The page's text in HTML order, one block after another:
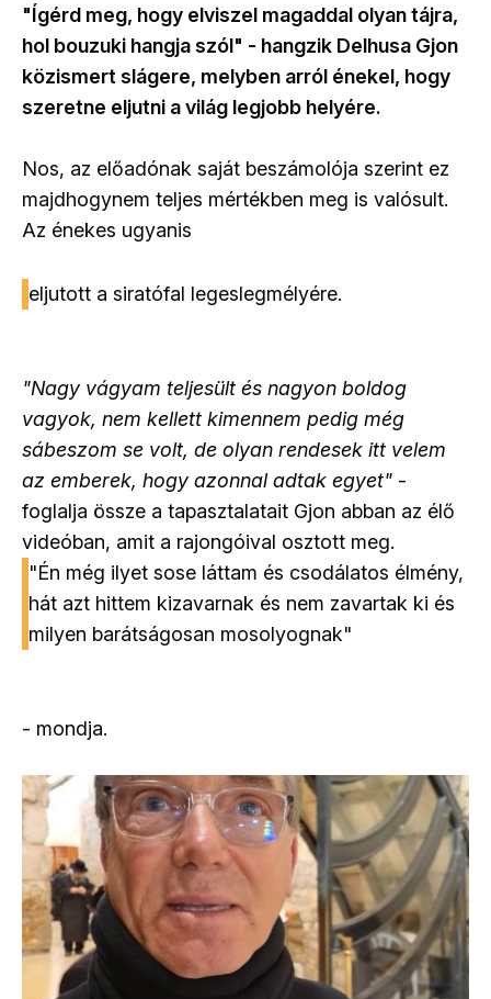
"Ígérd meg, hogy elviszel magaddal olyan tájra,
hol bouzuki hangja szól" - hangzik Delhusa Gjon
közismert slágere, melyben arról énekel, hogy
szeretne eljutni a világ legjobb helyére.
Nos, az előadónak saját beszámolója szerint ez
majdhogynem teljes mértékben meg is valósult.
Az énekes ugyanis
eljutott a siratófal legeslegmélyére.
"Nagy vágyam teljesült és nagyon boldog
vagyok, nem kellett kimennem pedig még
sábeszom se volt, de olyan rendesek itt velem
az emberek, hogy azonnal adtak egyet" -
foglalja össze a tapasztalatait Gjon abban az élő
videóban, amit a rajongóival osztott meg.
"Én még ilyet sose láttam és csodálatos élmény,
hát azt hittem kizavarnak és nem zavartak ki és
milyen barátságosan mosolyognak"
- mondja.